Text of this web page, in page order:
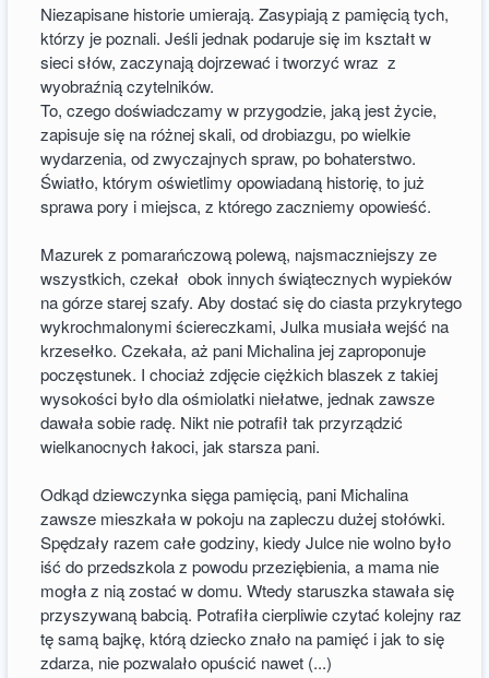
Niezapisane historie umierają. Zasypiają z pamięcią tych,
którzy je poznali. Jeśli jednak podaruje się im kształt w
sieci słów, zaczynają dojrzewać i tworzyć wraz z
wyobraźnią czytelników.
To, czego doświadczamy w przygodzie, jaką jest życie,
zapisuje się na różnej skali, od drobiazgu, po wielkie
wydarzenia, od zwyczajnych spraw, po bohaterstwo.
Światło, którym oświetlimy opowiadaną historię, to już
sprawa pory i miejsca, z którego zaczniemy opowieść.
Mazurek z pomarańczową polewą, najsmaczniejszy ze
wszystkich, czekał obok innych świątecznych wypieków
na górze starej szafy. Aby dostać się do ciasta przykrytego
wykrochmalonymi ściereczkami, Julka musiała wejść na
krzesełko. Czekała, aż pani Michalina jej zaproponuje
poczęstunek. I chociaż zdjęcie ciężkich blaszek z takiej
wysokości było dla ośmiolatki niełatwe, jednak zawsze
dawała sobie radę. Nikt nie potrafił tak przyrządzić
wielkanocnych łakoci, jak starsza pani.
Odkąd dziewczynka sięga pamięcią, pani Michalina
zawsze mieszkała w pokoju na zapleczu dużej stołówki.
Spędzały razem całe godziny, kiedy Julce nie wolno było
iść do przedszkola z powodu przeziębienia, a mama nie
mogła z nią zostać w domu. Wtedy staruszka stawała się
przyszywaną babcią. Potrafiła cierpliwie czytać kolejny raz
tę samą bajkę, którą dziecko znało na pamięć i jak to się
zdarza, nie pozwalało opuścić nawet (...)